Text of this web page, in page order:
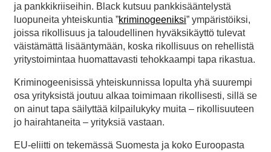
ja pankkikriiseihin. Black kutsuu pankkisääntelystä
luopuneita yhteiskuntia ”kriminogeeniksi” ympäristöiksi,
joissa rikollisuus ja taloudellinen hyväksikäyttö tulevat
väistämättä lisääntymään, koska rikollisuus on rehellistä
yritystoimintaa huomattavasti tehokkaampi tapa rikastua.
Kriminogeenisissä yhteiskunnissa lopulta yhä suurempi
osa yrityksistä joutuu alkaa toimimaan rikollisesti, sillä se
on ainut tapa säilyttää kilpailukyky muita – rikollisuuteen
jo hairahtaneita – yrityksiä vastaan.
EU-eliitti on tekemässä Suomesta ja koko Euroopasta